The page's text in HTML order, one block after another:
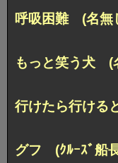
呼吸困難 (名無
もっと笑う犬 (
行けたら行ける
グフ (ｸﾙｰｽﾞ船